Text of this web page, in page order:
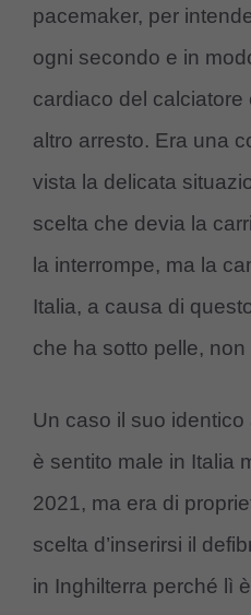
pacemaker, per
ogni secondo e in
cardiaco del calciatore
altro arresto. Era una
vista la delicata
scelta che devia la
la interrompe, ma la
Italia, a causa di
che ha sotto pelle,
Un caso il suo
è sentito male in Italia
2021, ma era di
scelta d’inserirsi il
in Inghilterra perché lì